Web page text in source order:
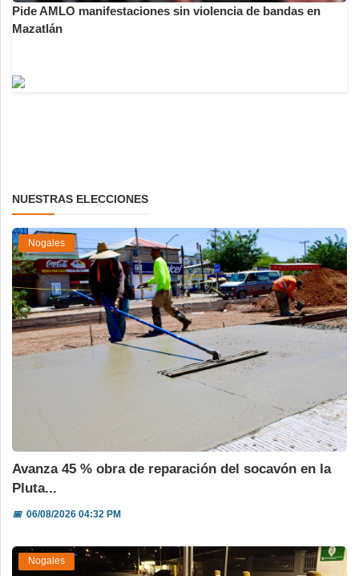
Pide AMLO manifestaciones sin violencia de bandas en
Mazatlán
NUESTRAS ELECCIONES
Nogales
Avanza 45 % obra de reparación del socavón en la
Pluta...
📅06/08/2026 04:32 PM
Nogales